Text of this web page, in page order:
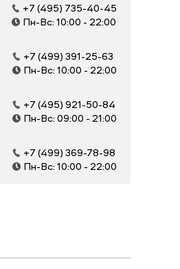
+7 (495) 735-40-45
Пн-Вс: 10:00 - 22:00
+7 (499) 391-25-63
Пн-Вс: 10:00 - 22:00
+7 (495) 921-50-84
Пн-Вс: 09:00 - 21:00
+7 (499) 369-78-98
Пн-Вс: 10:00 - 22:00